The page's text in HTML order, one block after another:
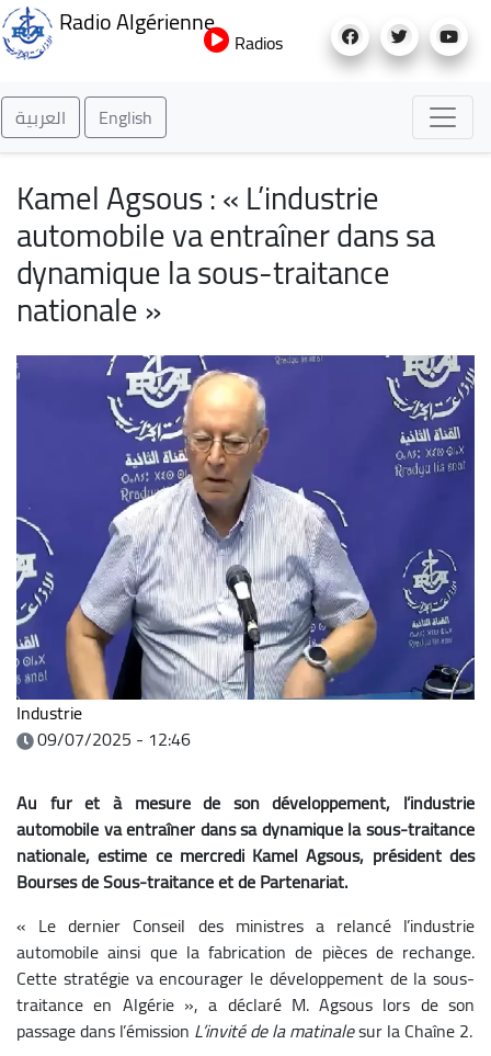
au
Radio Algérienne
Radios
العربية English
Kamel Agsous : « L’industrie
automobile va entraîner dans sa
dynamique la sous-traitance
nationale »
Industrie
09/07/2025 - 12:46
Au fur et à mesure de son développement, l’industrie
automobile va entraîner dans sa dynamique la sous-traitance
nationale, estime ce mercredi Kamel Agsous, président des
Bourses de Sous-traitance et de Partenariat.
« Le dernier Conseil des ministres a relancé l’industrie
automobile ainsi que la fabrication de pièces de rechange.
Cette stratégie va encourager le développement de la sous-
traitance en Algérie », a déclaré M. Agsous lors de son
passage dans l’émission L’invité de la matinalesur la Chaîne 2.